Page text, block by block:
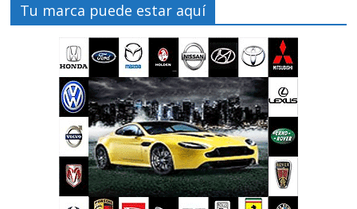
Tu marca puede estar aquí